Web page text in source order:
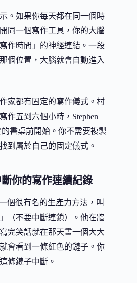
。如果你每天都在同一個時
同一個寫作工具，你的大腦
作時間」的神經連結。一段
個位置，大腦就會自動進入
家都有固定的寫作儀式。村
作五到六個小時，Stephen
書桌前開始。你不需要複製
到屬於自己的固定儀式。
你的寫作連續紀錄
個很有名的生產力方法，叫
」（不要中斷連鎖）。他在牆
完笑話就在那天畫一個大大
會看到一條紅色的鏈子。你
條鏈子中斷。